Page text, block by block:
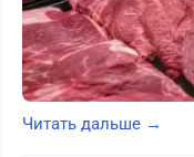
Читать дальше →